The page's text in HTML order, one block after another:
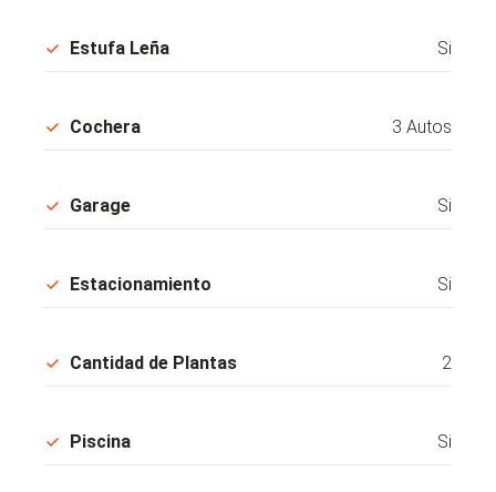
Estufa Leña Si
Cochera 3 Autos
Garage Si
Estacionamiento Si
Cantidad de Plantas 2
Piscina Si